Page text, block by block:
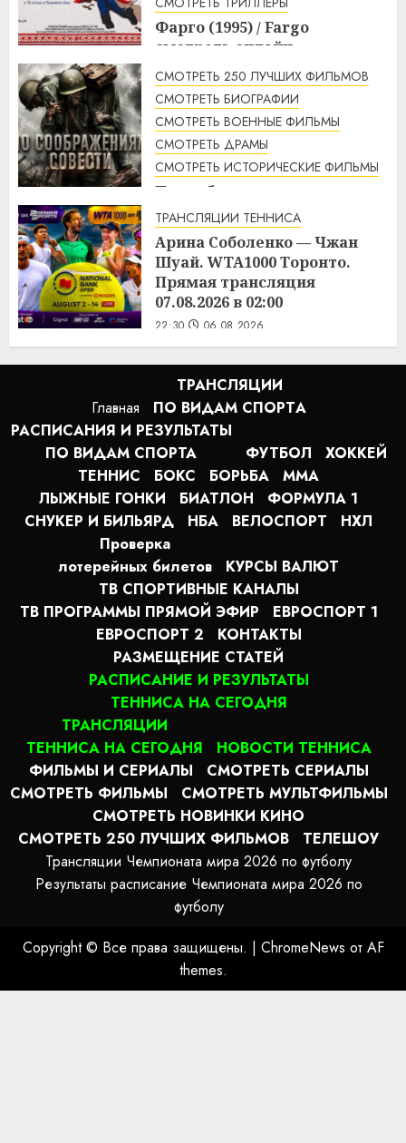
Фарго (1995) / Fargo
смотреть онлайн
1:49 07.08.2026
СМОТРЕТЬ 250 ЛУЧШИХ ФИЛЬМОВ
СМОТРЕТЬ БИОГРАФИИ
СМОТРЕТЬ ВОЕННЫЕ ФИЛЬМЫ
СМОТРЕТЬ ДРАМЫ
СМОТРЕТЬ ИСТОРИЧЕСКИЕ ФИЛЬМЫ
По соображениям совести
(2016) / Hacksaw Ridge
смотреть онлайн
1:12 07.08.2026
ТРАНСЛЯЦИИ ТЕННИСА
Арина Соболенко — Чжан
Шуай. WTA1000 Торонто.
Прямая трансляция
07.08.2026 в 02:00
22:30 06.08.2026
Главная
ТРАНСЛЯЦИИ
ПО ВИДАМ СПОРТA
РАСПИСАНИЯ И РЕЗУЛЬТАТЫ
ПО ВИДАМ СПОРТА
ФУТБОЛ
ХОККЕЙ
ТЕННИС
БОКС БОРЬБА
MMA
ЛЫЖНЫЕ ГОНКИ
БИАТЛОН
ФОРМУЛА 1
СНУКЕР И БИЛЬЯРД
НБА ВЕЛОСПОРТ
НХЛ
Проверка
лотерейных билетов
КУРСЫ ВАЛЮТ
ТВ СПОРТИВНЫЕ КАНАЛЫ
ТВ ПРОГРАММЫ ПРЯМОЙ ЭФИР
ЕВРОСПОРТ 1
ЕВРОСПОРТ 2
КОНТАКТЫ
РАЗМЕЩЕНИЕ СТАТЕЙ
РАСПИСАНИЕ И РЕЗУЛЬТАТЫ
ТЕННИСА НА СЕГОДНЯ
ТРАНСЛЯЦИИ
ТЕННИСА НА СЕГОДНЯ
НОВОСТИ ТЕННИСА
ФИЛЬМЫ И СЕРИАЛЫ
СМОТРЕТЬ СЕРИАЛЫ
СМОТРЕТЬ ФИЛЬМЫ
СМОТРЕТЬ МУЛЬТФИЛЬМЫ
СМОТРЕТЬ НОВИНКИ КИНО
СМОТРЕТЬ 250 ЛУЧШИХ ФИЛЬМОВ
ТЕЛЕШОУ
Трансляции Чемпионата мира 2026 по футболу
Результаты расписание Чемпионата мира 2026 по
футболу
Copyright © Все права защищены. | ChromeNews от AF
themes.